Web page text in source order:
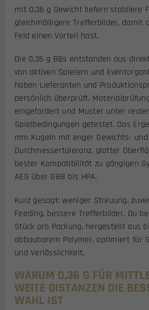
mit 0,36 g Gewicht liefern stabilere
gleichmäßigere Trefferbilder, damit
Feld einen Vorteil hast.
Die 0,36 g BBs entstanden aus
von aktiven Spielern und
haben Lieferanten und
persönlich überprüft,
eingefordert und Muster unter
Spielbedingungen getestet. Das
mm Kugeln mit enger Gewichts- und
Durchmessertoleranz, glatter
bester Kompatibilität zu gängigen
AEG über GBB bis HPA.
Kurz gesagt: weniger Streuung,
Feeding, bessere Trefferbilder. Du
Stück pro Packung, hergestellt aus
abbaubarem Polymer, optimiert für
und Verlässlichkeit.
WARUM 0,36 G FÜR
WEITE DISTANZEN DIE
WAHL IST